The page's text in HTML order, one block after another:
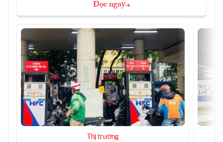
Đọc ngay
Thị trường